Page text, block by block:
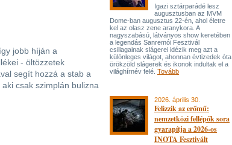
jobb híján a
- öltözzetek
segít hozzá a stab a
csak szimplán bulizna
Igazi sztárparádé lesz
augusztusban az MVM
Dome-ban augusztus 22-én, ahol életre
kel az olasz zene aranykora. A
nagyszabású, látványos show keretében
a legendás Sanremói Fesztivál
csillagainak slágerei idézik meg azt a
különleges világot, ahonnan évtizedek óta
örökzöld slágerek és ikonok indultak el a
világhírnév felé. Tovább
2026. április 30.
Felizzik az erőmű:
nemzetközi fellépők sora
gyarapítja a 2026-os
INOTA Fesztivált